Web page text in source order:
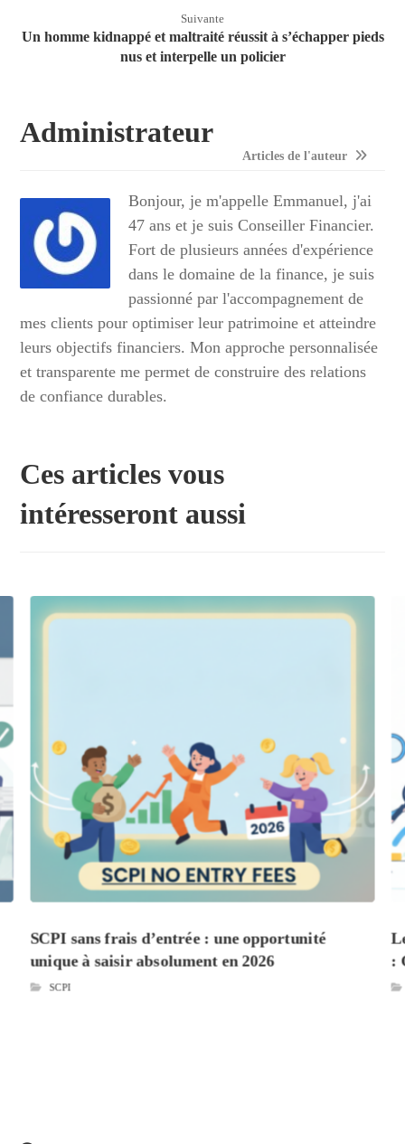
Suivante
Un homme kidnappé et maltraité réussit à s’échapper pieds
nus et interpelle un policier
Administrateur
Articles de l'auteur
Bonjour, je m'appelle Emmanuel, j'ai
47 ans et je suis Conseiller Financier.
Fort de plusieurs années d'expérience
dans le domaine de la finance, je suis
passionné par l'accompagnement de
mes clients pour optimiser leur patrimoine et atteindre
leurs objectifs financiers. Mon approche personnalisée
et transparente me permet de construire des relations
de confiance durables.
Ces articles vous
intéresseront aussi
SCPI sans frais d’entrée : une opportunité
unique à saisir absolument en 2026
SCPI
: